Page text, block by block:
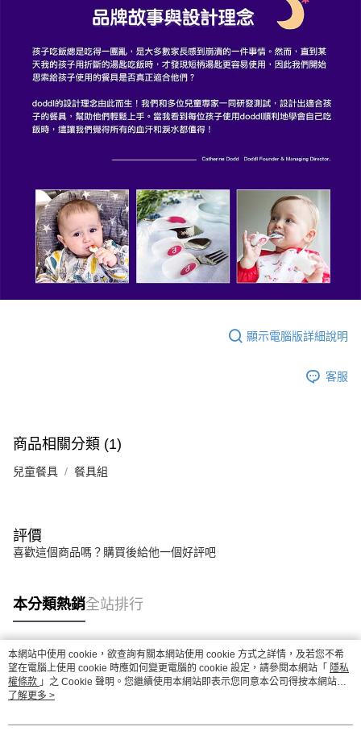
顯示電腦版詳細說明
客服
商品相關分類 (1)
兒童餐具 餐具組
評價
喜歡這個商品嗎？購買後給他一個好評吧
本分類熱銷全站排行
熱門標籤
本網站中使用 cookie，欲查詢有關本網站使用 cookie 方式之詳情，及若您不希
望在電腦上使用 cookie 時應如何變更電腦的 cookie 設定，請參閱本網站「 隱私
權條款 」之 Cookie 聲明。您繼續使用本網站即表示您同意本公司得按本網站使
用條款之 Cookie 聲明使用 cookie。
了解更多 >